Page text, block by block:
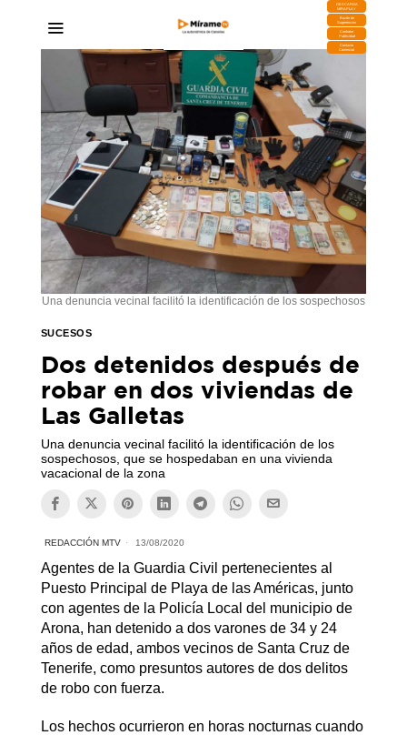
DESCARGA
MIRAPLAY
Buzón de
Sugerencias
Contratar
Publicidad
Contacto
Comercial
Una denuncia vecinal facilitó la identificación de los sospechosos
SUCESOS
Dos detenidos después de
robar en dos viviendas de
Las Galletas
Una denuncia vecinal facilitó la identificación de los
sospechosos, que se hospedaban en una vivienda
vacacional de la zona
REDACCIÓN MTV 13/08/2020
Agentes de la Guardia Civil pertenecientes al
Puesto Principal de Playa de las Américas, junto
con agentes de la Policía Local del municipio de
Arona, han detenido a dos varones de 34 y 24
años de edad, ambos vecinos de Santa Cruz de
Tenerife, como presuntos autores de dos delitos
de robo con fuerza.
Los hechos ocurrieron en horas nocturnas cuando